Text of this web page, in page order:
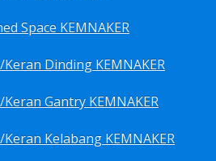
Space KEMNAKER
Dinding KEMNAKER
Gantry KEMNAKER
Kelabang KEMNAKER